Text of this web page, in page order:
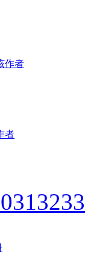
作者
者
313233